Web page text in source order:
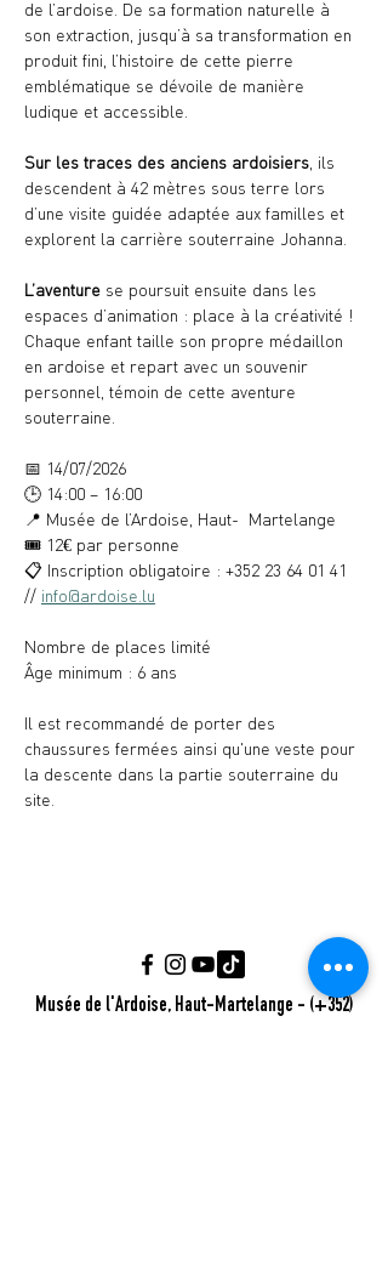
de l’ardoise. De sa formation naturelle à
son extraction, jusqu’à sa transformation en
produit fini, l’histoire de cette pierre
emblématique se dévoile de manière
ludique et accessible.
Sur les traces des anciens ardoisiers , ils
descendent à 42 mètres sous terre lors
d’une visite guidée adaptée aux familles et
explorent la carrière souterraine Johanna.
L’aventure se poursuit ensuite dans les
espaces d’animation : place à la créativité !
Chaque enfant taille son propre médaillon
en ardoise et repart avec un souvenir
personnel, témoin de cette aventure
souterraine.
📅 14/07/2026
🕒 14:00 – 16:00
📍 Musée de l’Ardoise, Haut-  Martelange
🎟️ 12€ par personne
📋 Inscription obligatoire : +352 23 64 01 41
// info@ardoise.lu
Nombre de places limité
Âge minimum : 6 ans
Il est recommandé de porter des
chaussures fermées ainsi qu'une veste pour
la descente dans la partie souterraine du
site.
Musée de l'Ardoise, Haut-Martelange - (+352)